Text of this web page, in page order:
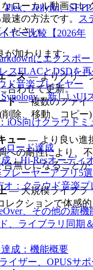
Plex、Jellyfin、
ヤー比較【2026年
にエクスポー
スFLACとDSDを
ド音楽プレイヤー
、新しいUI
iOS向けクラウドミ
ロード達成
：Hi-Resオーディ
レーヤーアプリ5選
オ：クラウド音楽プ
、その他の新機
、ライブラリ同期
達成：機能概要
イザー、OPUSサ
ローカル動画コレ
速の方法です。
ス
ださい。
が加わります:
ース— よりクリー
合わせて更新。
ド— 複数のファイ
除、移動、コピー)
ュー — より良い進
への耐性により、不
台無しになることが
— 大規模ライブラ
レクションで体感的